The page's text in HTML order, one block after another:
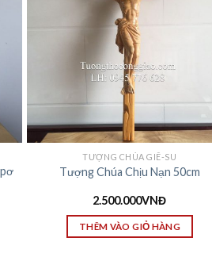
TƯỢNG CHÚA GIÊ-SU
Tượng Chúa Chịu Nạn 50cm
2.500.000VNĐ
THÊM VÀO GIỎ HÀNG